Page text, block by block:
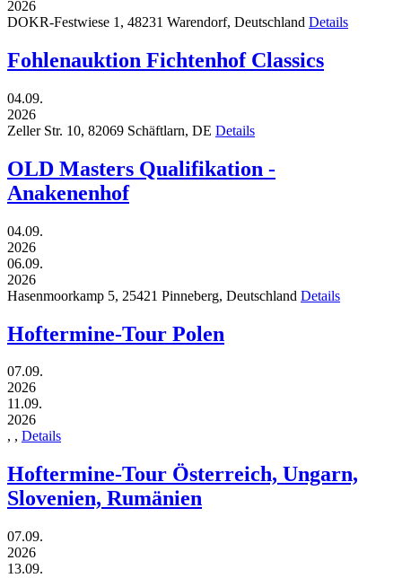
2026
DOKR-Festwiese 1, 48231 Warendorf, Deutschland Details
Fohlenauktion Fichtenhof Classics
04.09.
2026
Zeller Str. 10, 82069 Schäftlarn, DE Details
OLD Masters Qualifikation -
Anakenenhof
04.09.
2026
06.09.
2026
Hasenmoorkamp 5, 25421 Pinneberg, Deutschland Details
Hoftermine-Tour Polen
07.09.
2026
11.09.
2026
, , Details
Hoftermine-Tour Österreich, Ungarn,
Slovenien, Rumänien
07.09.
2026
13.09.